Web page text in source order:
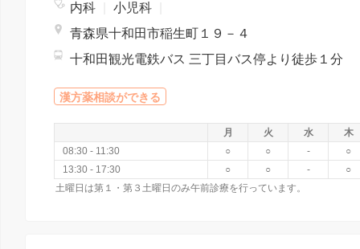
内科 小児科
青森県十和田市稲生町１９－４
十和田観光電鉄バス 三丁目バス停より徒歩１分
漢方薬相談ができる
月 火 水
木
08:30 - 11:30
○ ○ -
○
13:30 - 17:30
○ ○ -
○
土曜日は第１・第３土曜日のみ午前診療を行っています。